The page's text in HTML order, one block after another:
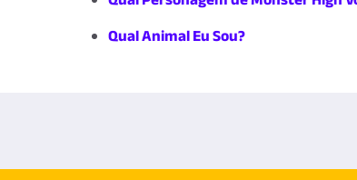
Qual Animal Eu Sou?